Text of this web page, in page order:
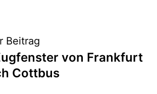
Beitrag
von Frankfurt
Cottbus